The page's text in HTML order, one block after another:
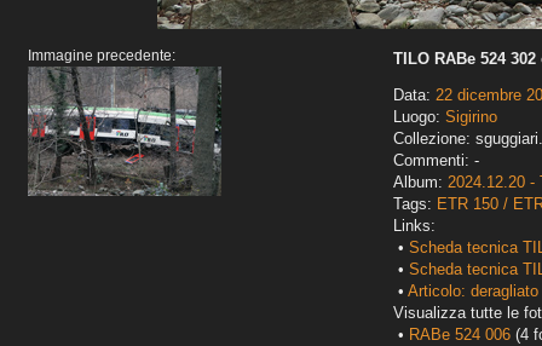
Immagine precedente:
TILO RABe 524 302
Data: 22 dicembre
Luogo: Sigirino
Collezione:
Commenti: -
Album: 2024.12.20 -
Tags: ETR 150 /
Links:
• Scheda tecnica
• Scheda tecnica
• Articolo:
Visualizza tutte le
• RABe 524 006 (4